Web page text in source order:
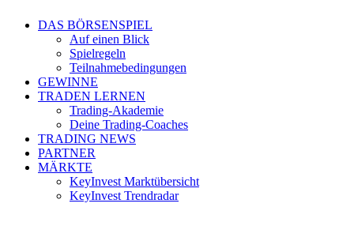
DAS BÖRSENSPIEL
Auf einen Blick
Spielregeln
Teilnahmebedingungen
GEWINNE
TRADEN LERNEN
Trading-Akademie
Deine Trading-Coaches
TRADING NEWS
PARTNER
MÄRKTE
KeyInvest Marktübersicht
KeyInvest Trendradar